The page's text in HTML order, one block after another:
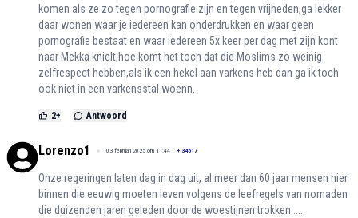
komen als ze zo tegen pornografie zijn en tegen vrijheden,ga lekker
daar wonen waar je iedereen kan onderdrukken en waar geen
pornografie bestaat en waar iedereen 5x keer per dag met zijn kont
naar Mekka knielt,hoe komt het toch dat die Moslims zo weinig
zelfrespect hebben,als ik een hekel aan varkens heb dan ga ik toch
ook niet in een varkensstal woenn.
2+ Antwoord
Lorenzo1 03 februari 2025 om 11:44 + 34517
Onze regeringen laten dag in dag uit, al meer dan 60 jaar mensen hier
binnen die eeuwig moeten leven volgens de leefregels van nomaden
die duizenden jaren geleden door de woestijnen trokken.....